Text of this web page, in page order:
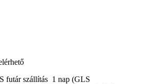
1 nap (GLS